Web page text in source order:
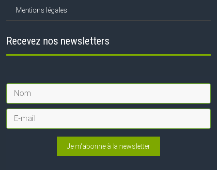
Mentions légales
Recevez nos newsletters
Je m'abonne à la newsletter